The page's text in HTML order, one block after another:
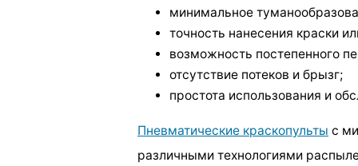
минимальное
точность нанесения краски
возможность постепенного
отсутствие потеков и брызг;
простота использования и
Пневматические краскопульты с
различными технологиями